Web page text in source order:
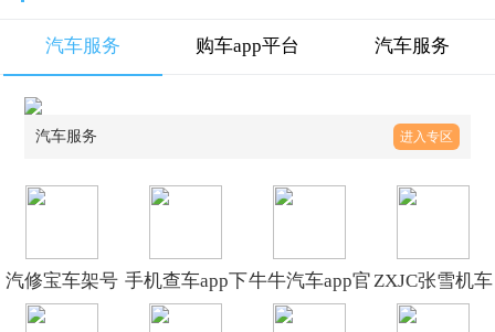
汽车服务 购车app平台 汽车服务
汽车服务 进入专区
汽修宝车架号
查询下载安装
手机查车app下
载安装v3.2.67
牛牛汽车app官
方最新版下载
ZXJC张雪机车
App官方正版